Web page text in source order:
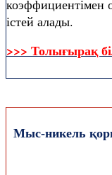
коэффициентімен
істей алады.
>>> Толығырақ
Мыс-никель